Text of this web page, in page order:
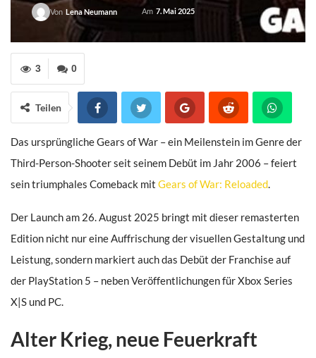
Von Lena Neumann Am 7. Mai 2025
0
3
Teilen
Das ursprüngliche Gears of War – ein Meilenstein im Genre der
Third-Person-Shooter seit seinem Debüt im Jahr 2006 – feiert
sein triumphales Comeback mit Gears of War: Reloaded.
Der Launch am 26. August 2025 bringt mit dieser remasterten
Edition nicht nur eine Auffrischung der visuellen Gestaltung und
Leistung, sondern markiert auch das Debüt der Franchise auf
der PlayStation 5 – neben Veröffentlichungen für Xbox Series
X|S und PC.
Alter Krieg, neue Feuerkraft